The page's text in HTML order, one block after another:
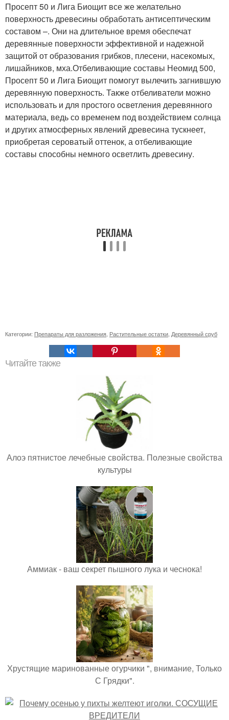
Просепт 50 и Лига Биощит все же желательно
поверхность древесины обработать антисептическим
составом –. Они на длительное время обеспечат
деревянные поверхности эффективной и надежной
защитой от образования грибков, плесени, насекомых,
лишайников, мха.Отбеливающие составы Неомид 500,
Просепт 50 и Лига Биощит помогут вылечить загнившую
деревянную поверхность. Также отбеливатели можно
использовать и для простого осветления деревянного
материала, ведь со временем под воздействием солнца
и других атмосферных явлений древесина тускнеет,
приобретая сероватый оттенок, а отбеливающие
составы способны немного осветлить древесину.
Категории: Препараты для разложения Растительные остатки Деревянный сруб
Читайте также
Алоэ пятнистое лечебные свойства. Полезные свойства
культуры
Аммиак - ваш секрет пышного лука и чеснока!
Хрустящие маринованные огурчики ", внимание, Только
С Грядки".